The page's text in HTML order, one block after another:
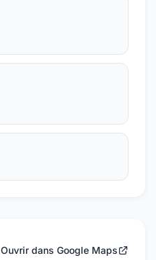
Ouvrir dans Google Maps